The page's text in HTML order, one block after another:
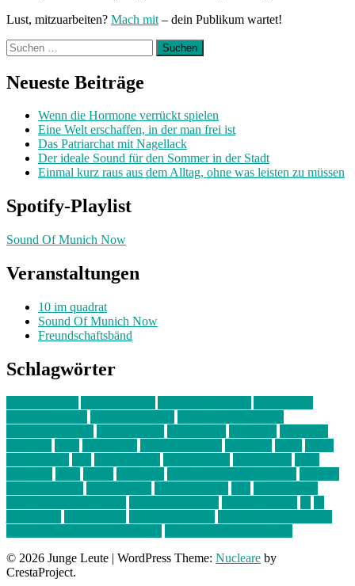
Lust, mitzuarbeiten? Mach mit – dein Publikum wartet!
Suchen
nach:
Neueste Beiträge
Wenn die Hormone verrückt spielen
Eine Welt erschaffen, in der man frei ist
Das Patriarchat mit Nagellack
Der ideale Sound für den Sommer in der Stadt
Einmal kurz raus aus dem Alltag, ohne was leisten zu müssen
Spotify-Playlist
Sound Of Munich Now
Veranstaltungen
10 im quadrat
Sound Of Munich Now
Freundschaftsbänd
Schlagwörter
© 2026 Junge Leute | WordPress Theme: Nucleare by
CrestaProject.